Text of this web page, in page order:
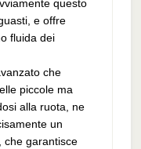
questo
e offre
fluida dei
che
piccole ma
alla ruota, ne
un
che garantisce